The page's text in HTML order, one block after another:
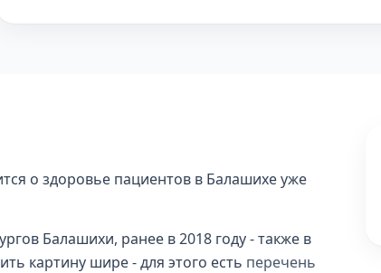
о здоровье пациентов в Балашихе уже
Балашихи, ранее в 2018 году - также в
картину шире - для этого есть перечень